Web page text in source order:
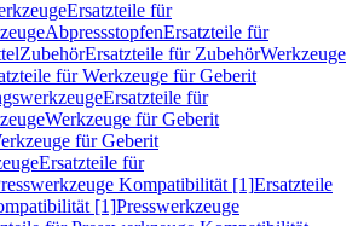
Ersatzteile für
AbpressstopfenErsatzteile für
ZubehörErsatzteile für ZubehörWerkzeuge
für Werkzeuge für Geberit
Ersatzteile für
Werkzeuge für Geberit
für Geberit
Ersatzteile für
Kompatibilität [1]Ersatzteile
[1]Presswerkzeuge